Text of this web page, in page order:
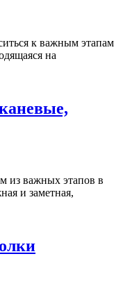
к важным этапам
на
из важных этапов в
и заметная,